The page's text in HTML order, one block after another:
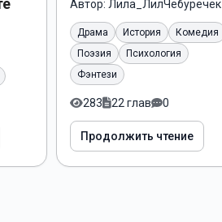
Автор:Лила_ЛилЧебуречек
Драма История
Комедия
Поэзия
Психология
Фэнтези
283 22 глав 0
Продолжить чтение